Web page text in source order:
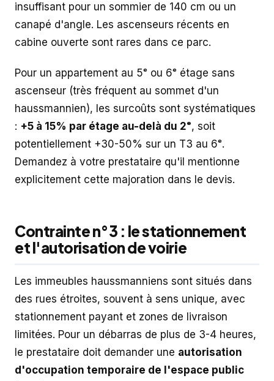
insuffisant pour un sommier de 140 cm ou un
canapé d'angle. Les ascenseurs récents en
cabine ouverte sont rares dans ce parc.
Pour un appartement au 5ᵉ ou 6ᵉ étage sans
ascenseur (très fréquent au sommet d'un
haussmannien), les surcoûts sont systématiques
: +5 à 15% par étage au-delà du 2ᵉ, soit
potentiellement +30-50% sur un T3 au 6ᵉ.
Demandez à votre prestataire qu'il mentionne
explicitement cette majoration dans le devis.
Contrainte n°3 : le stationnement
et l'autorisation de voirie
Les immeubles haussmanniens sont situés dans
des rues étroites, souvent à sens unique, avec
stationnement payant et zones de livraison
limitées. Pour un débarras de plus de 3-4 heures,
le prestataire doit demander une autorisation
d'occupation temporaire de l'espace public